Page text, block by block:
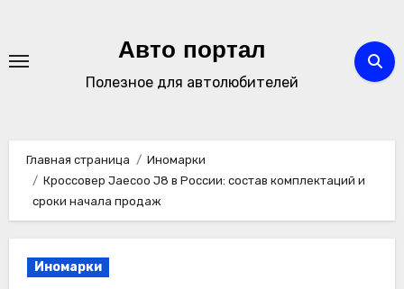
содержимому
Авто портал
Полезное для автолюбителей
Главная страница
Иномарки
Кроссовер Jaecoo J8 в России: состав комплектаций и
сроки начала продаж
Иномарки